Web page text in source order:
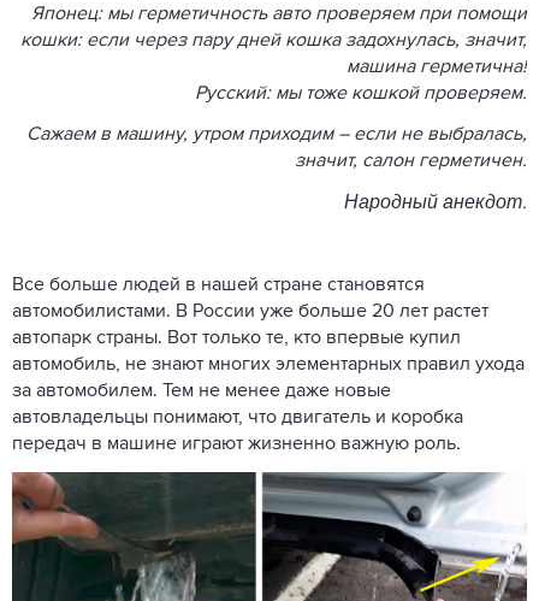
Японец: мы герметичность авто проверяем при помощи
кошки: если через пару дней кошка задохнулась, значит,
машина герметична!
Русский: мы тоже кошкой проверяем.
Сажаем в машину, утром приходим – если не выбралась,
значит, салон герметичен.
Народный анекдот.
Все больше людей в нашей стране становятся
автомобилистами. В России уже больше 20 лет растет
автопарк страны. Вот только те, кто впервые купил
автомобиль, не знают многих элементарных правил ухода
за автомобилем. Тем не менее даже новые
автовладельцы понимают, что двигатель и коробка
передач в машине играют жизненно важную роль.